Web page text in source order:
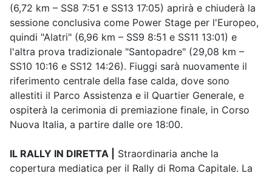
(6,72 km – SS8 7:51 e SS13 17:05) aprirà e chiuderà la
sessione conclusiva come Power Stage per l'Europeo,
quindi "Alatri" (6,96 km – SS9 8:51 e SS11 13:01) e
l'altra prova tradizionale "Santopadre" (29,08 km –
SS10 10:16 e SS12 14:26). Fiuggi sarà nuovamente il
riferimento centrale della fase calda, dove sono
allestiti il Parco Assistenza e il Quartier Generale, e
ospiterà la cerimonia di premiazione finale, in Corso
Nuova Italia, a partire dalle ore 18:00.
IL RALLY IN DIRETTA |
Straordinaria anche la
copertura mediatica per il Rally di Roma Capitale. La